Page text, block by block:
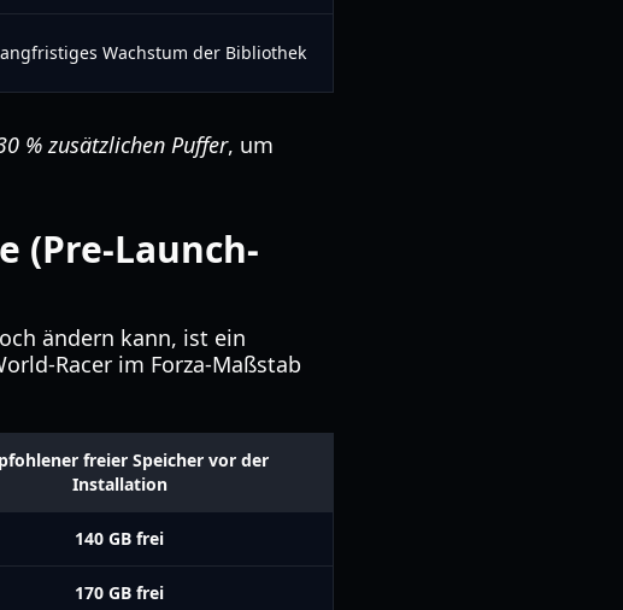
Wachstum der Bibliothek
% zusätzlichen Puffer, um
(Pre-Launch-
ändern kann, ist ein
Racer im Forza-Maßstab
freier Speicher vor der
Installation
140 GB frei
170 GB frei